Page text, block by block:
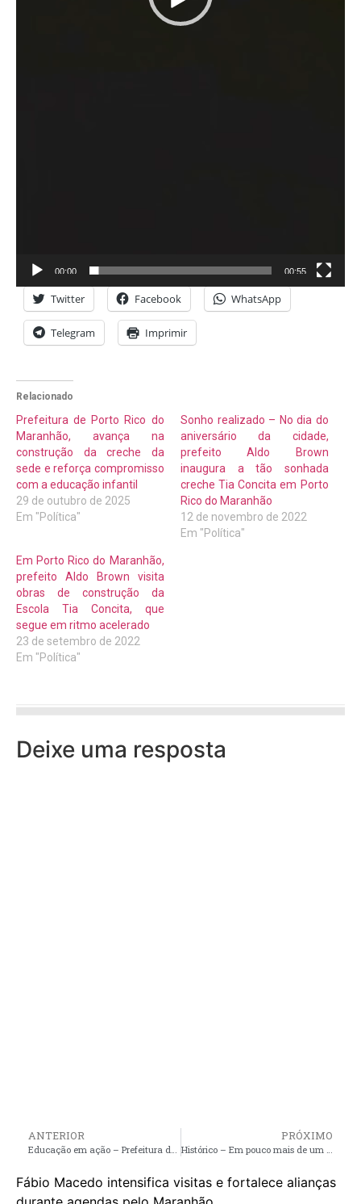
00:00 00:55
Twitter Facebook WhatsApp
Telegram Imprimir
Relacionado
Prefeitura de Porto Rico do
Maranhão, avança na
construção da creche da
sede e reforça compromisso
com a educação infantil
29 de outubro de 2025
Em "Política"
Sonho realizado – No dia do
aniversário da cidade,
prefeito Aldo Brown
inaugura a tão sonhada
creche Tia Concita em Porto
Rico do Maranhão
12 de novembro de 2022
Em "Política"
Em Porto Rico do Maranhão,
prefeito Aldo Brown visita
obras de construção da
Escola Tia Concita, que
segue em ritmo acelerado
23 de setembro de 2022
Em "Política"
Deixe uma resposta
ANTERIOR PRÓXIMO
Fábio Macedo intensifica visitas e fortalece alianças